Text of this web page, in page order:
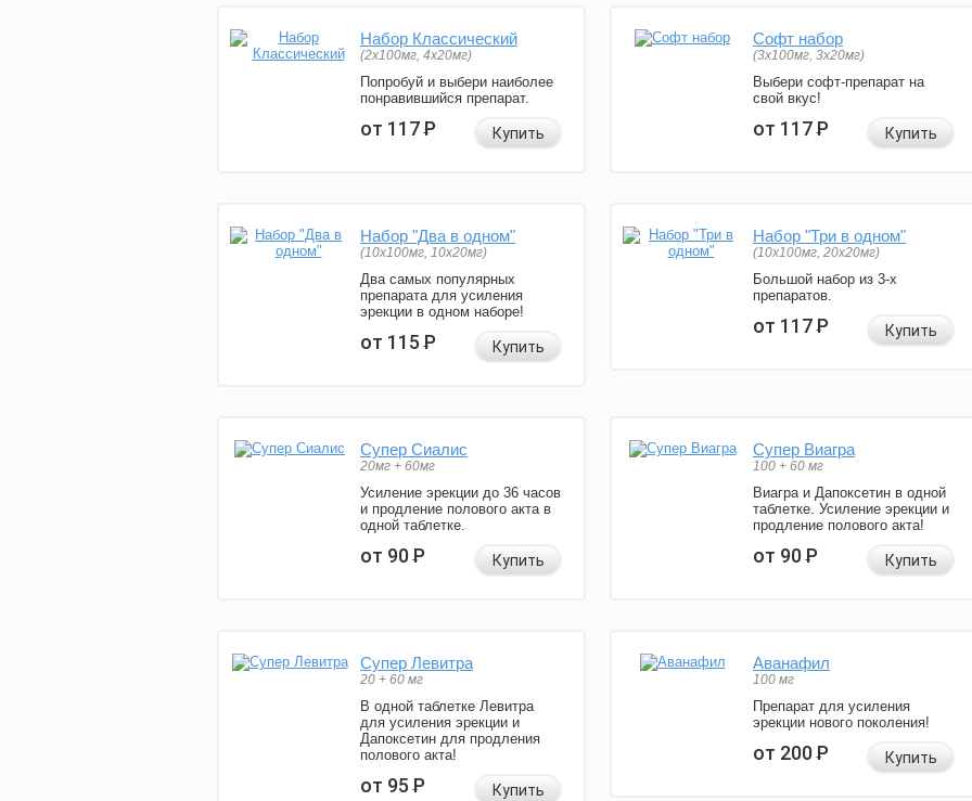
Набор Классический
(2x100мг, 4x20мг)
Попробуй и выбери наиболее
понравившийся препарат.
от 117Р Купить
Софт набор
(3x100мг, 3x20мг)
Выбери софт-препарат на
свой вкус!
от 117Р Купить
Набор "Два в одном"
(10x100мг, 10x20мг)
Два самых популярных
препарата для усиления
эрекции в одном наборе!
от 115Р Купить
Набор "Три в одном"
(10x100мг, 20x20мг)
Большой набор из 3-х
препаратов.
от 117Р Купить
Супер Сиалис
20мг + 60мг
Усиление эрекции до 36 часов
и продление полового акта в
одной таблетке.
от 90Р Купить
Супер Виагра
100 + 60 мг
Виагра и Дапоксетин в одной
таблетке. Усиление эрекции и
продление полового акта!
от 90Р Купить
Супер Левитра
20 + 60 мг
В одной таблетке Левитра
для усиления эрекции и
Дапоксетин для продления
полового акта!
от 95Р Купить
Аванафил
100 мг
Препарат для усиления
эрекции нового поколения!
от 200Р Купить